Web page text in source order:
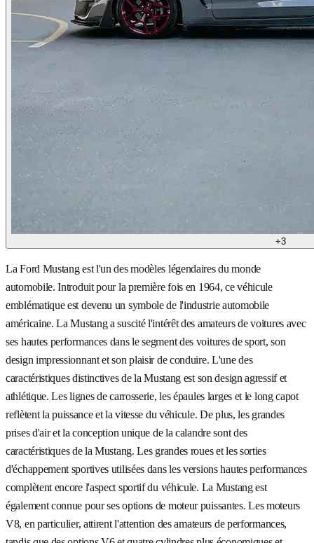
+3
La Ford Mustang est l'un des modèles légendaires du monde
automobile. Introduit pour la première fois en 1964, ce véhicule
emblématique est devenu un symbole de l'industrie automobile
américaine. La Mustang a suscité l'intérêt des amateurs de voitures avec
ses hautes performances dans le segment des voitures de sport, son
design impressionnant et son plaisir de conduire. L'une des
caractéristiques distinctives de la Mustang est son design agressif et
athlétique. Les lignes de carrosserie, les épaules larges et le long capot
reflètent la puissance et la vitesse du véhicule. De plus, les grandes
prises d'air et la conception unique de la calandre sont des
caractéristiques de la Mustang. Les grandes roues et les sorties
d'échappement sportives utilisées dans les versions hautes performances
complètent encore l'aspect sportif du véhicule. La Mustang est
également connue pour ses options de moteur puissantes. Les moteurs
V8, en particulier, attirent l'attention des amateurs de performances,